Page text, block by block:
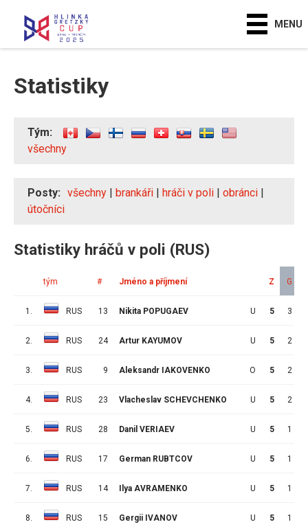
MENU
Statistiky
Tým:
všechny
Posty: všechny | brankáři | hráči v poli | obránci |
útočníci
Statistiky hráčů v poli (RUS)
tým # Jméno a příjmení Z G
1. RUS 13 Nikita POPUGAEV U 5 3
2. RUS 24 Artur KAYUMOV U 5 2
3. RUS 9 Aleksandr IAKOVENKO O 5 2
4. RUS 23 Vlacheslav SCHEVCHENKO U 5 2
5. RUS 28 Danil VERIAEV U 5 1
6. RUS 17 German RUBTCOV U 5 1
7. RUS 14 Ilya AVRAMENKO U 5 1
8. RUS 15 Gergii IVANOV U 5 1